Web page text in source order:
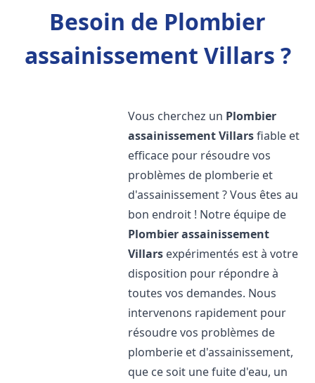
Besoin de Plombier
assainissement Villars ?
Vous cherchez un Plombier
assainissementVillarsfiable et
efficace pour résoudre vos
problèmes de plomberie et
d'assainissement ? Vous êtes au
bon endroit ! Notre équipe de
Plombier assainissement
Villars expérimentés est à votre
disposition pour répondre à
toutes vos demandes. Nous
intervenons rapidement pour
résoudre vos problèmes de
plomberie et d'assainissement,
que ce soit une fuite d'eau, un